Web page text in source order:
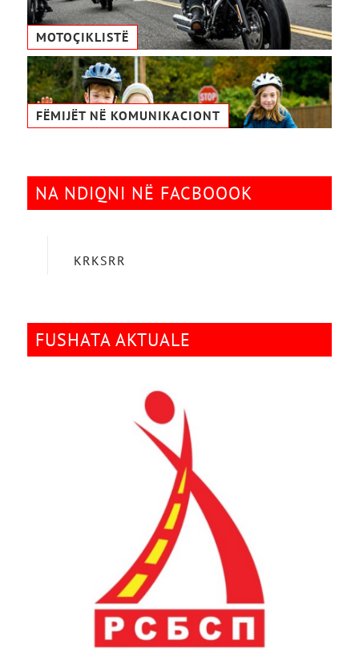
MOTOÇIKLISTË
FËMIJËT NË KOMUNIKACIONТ
NA NDIQNI NË FACBOOOK
KRKSRR
FUSHATA AKTUALE